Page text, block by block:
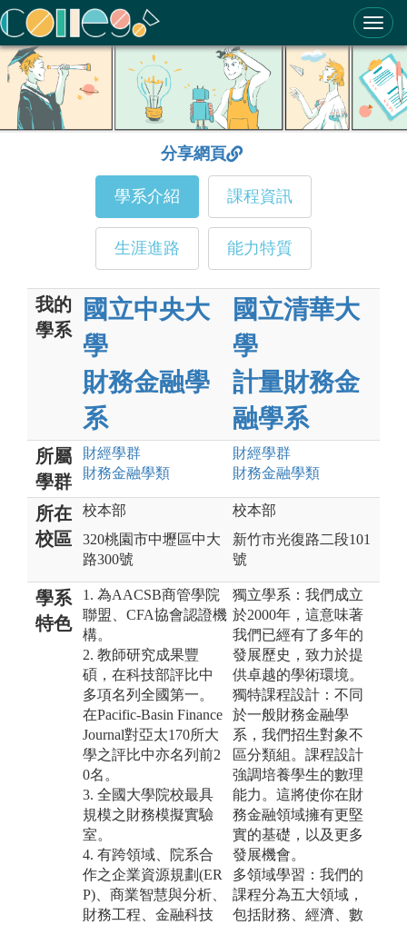
ColleGo! 大學選才與高中育才輔助系統
分享網頁
學系介紹 課程資訊
生涯進路 能力特質
我的
學系
國立中央大
學
財務金融學
系
國立清華大
學
計量財務金
融學系
所屬
學群
財經學群
財務金融學類
財經學群
財務金融學類
所在
校區
校本部
320桃園市中壢區中大
路300號
校本部
新竹市光復路二段101
號
學系
特色
1. 為AACSB商管學院
聯盟、CFA協會認證機
構。
2. 教師研究成果豐
碩，在科技部評比中
多項名列全國第一。
在Pacific-Basin Finance
Journal對亞太170所大
學之評比中亦名列前2
0名。
3. 全國大學院校最具
規模之財務模擬實驗
室。
4. 有跨領域、院系合
作之企業資源規劃(ER
P)、商業智慧與分析、
財務工程、金融科技
獨立學系：我們成立
於2000年，這意味著
我們已經有了多年的
發展歷史，致力於提
供卓越的學術環境。
獨特課程設計：不同
於一般財務金融學
系，我們招生對象不
區分類組。課程設計
強調培養學生的數理
能力。這將使你在財
務金融領域擁有更堅
實的基礎，以及更多
發展機會。
多領域學習：我們的
課程分為五大領域，
包括財務、經濟、數